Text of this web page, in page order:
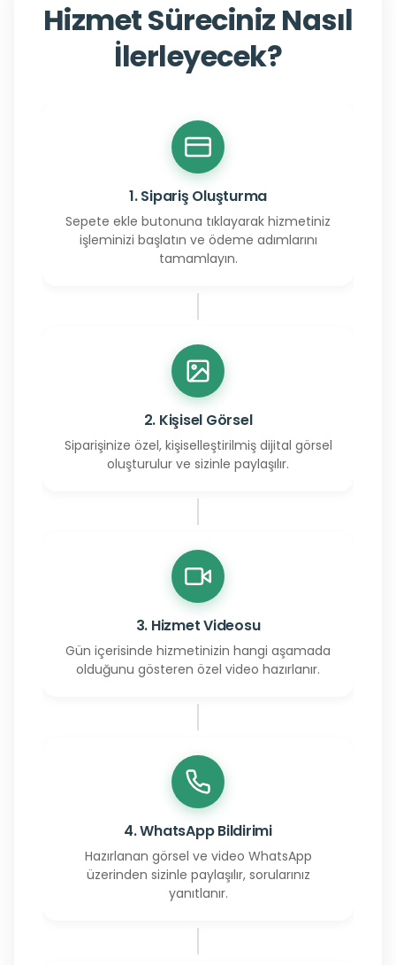
Hizmet Süreciniz Nasıl
İlerleyecek?
1. Sipariş Oluşturma
Sepete ekle butonuna tıklayarak hizmetiniz
işleminizi başlatın ve ödeme adımlarını
tamamlayın.
2. Kişisel Görsel
Siparişinize özel, kişiselleştirilmiş dijital görsel
oluşturulur ve sizinle paylaşılır.
3. Hizmet Videosu
Gün içerisinde hizmetinizin hangi aşamada
olduğunu gösteren özel video hazırlanır.
4. WhatsApp Bildirimi
Hazırlanan görsel ve video WhatsApp
üzerinden sizinle paylaşılır, sorularınız
yanıtlanır.